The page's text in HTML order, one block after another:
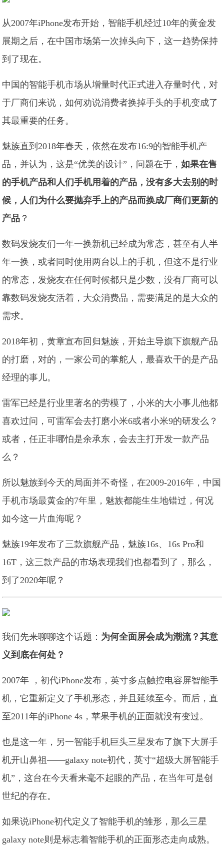
从2007年iPhone发布开始，智能手机经过10年的黄金发
展期之后，在中国市场第一次掉头向下，这一趋势保持
到了现在。
中国的智能手机市场从增量时代正式进入存量时代，对
于厂商们来说，如何劝说消费者换掉手头的手机变成了
其最重要的任务。
魅族直到2018年春天，依然在发布16:9的智能手机产
品，并认为，这是“优美的设计”，问题在于，如果在售
的手机产品和人们手机用着的产品，没有多大去别的时
候，人们为什么要抛弃手上的产品而换成厂商们更新的
产品 ？
数码发烧友们一年一换新机已经成为常态，甚至有人半
年一换，或者同时使用两台以上的手机，但这不是行业
的常态，发烧友在任何时候都只是少数，没有厂商可以
靠数码发烧友活着，大众消费品，需要满足的是大众的
需求。
2018年初，黄章宣布回归魅族，开始主导旗下旗舰产品
的打磨，对的，一家公司的掌舵人，最喜欢干的是产品
经理的事儿。
雷军已经是行业里著名的劳模了，小米的大小事儿他都
喜欢过问，可雷军会去打磨小米6或者小米9的研发么？
或者，任正非哪怕是余承东，会去主打开发一款产品
么？
所以魅族到今天的局面并不奇怪，在2009-2016年，中国
手机市场最黄金的7年里，魅族都能生生地错过，何况
如今这一片血海呢？
魅族19年发布了三款旗舰产品，魅族16s、16s Pro和
16T，这三款产品的市场表现我们也都看到了，那么，
到了2020年呢？
我们先来聊聊这个话题： 为何全面屏会成为潮流？其意
义到底在何处？
2007年 ，初代iPhone发布，英寸多点触控电容屏智能手
机，它重新定义了手机形态，并且延续至今。而后，直
至2011年的iPhone 4s，苹果手机的正面就没有变过。
也是这一年，另一智能手机巨头三星发布了旗下大屏手
机开山鼻祖——galaxy note初代，英寸“超级大屏智能手
机”，这台在今天看来毫不起眼的产品，在当年可是创
世纪的存在。
如果说iPhone初代定义了智能手机的雏形，那么三星
galaxy note则是标志着智能手机的正面形态走向成熟。